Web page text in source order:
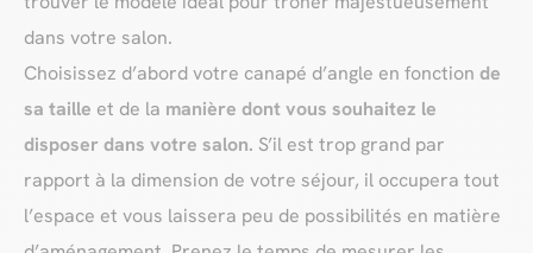
dans votre salon.
Choisissez d’abord votre canapé d’angle en fonction de
sa taille et de la manière dont vous souhaitez le
disposer dans votre salon. S’il est trop grand par
rapport à la dimension de votre séjour, il occupera tout
l’espace et vous laissera peu de possibilités en matière